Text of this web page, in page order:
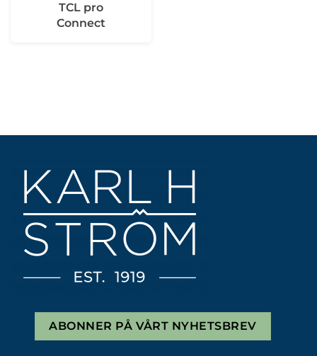
TCL pro
Connect
ABONNER PÅ VÅRT NYHETSBREV